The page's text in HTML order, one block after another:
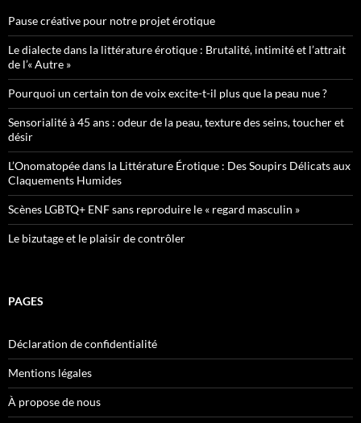
Pause créative pour notre projet érotique
Le dialecte dans la littérature érotique : Brutalité, intimité et l’attrait
de l’« Autre »
Pourquoi un certain ton de voix excite-t-il plus que la peau nue ?
Sensorialité à 45 ans : odeur de la peau, texture des seins, toucher et
désir
L’Onomatopée dans la Littérature Érotique : Des Soupirs Délicats aux
Claquements Humides
Scènes LGBTQ+ ENF sans reproduire le « regard masculin »
Le bizutage et le plaisir de contrôler
PAGES
Déclaration de confidentialité
Mentions légales
À propose de nous